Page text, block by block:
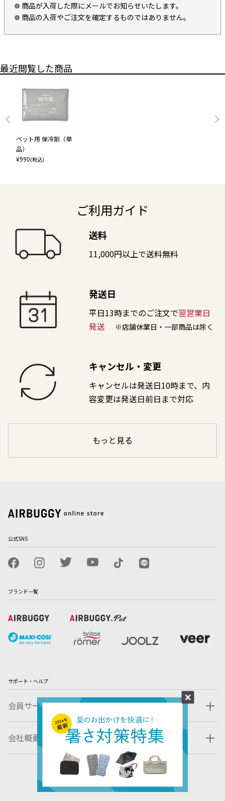
商品が入荷した際にメールでお知らせいたします。
商品の入荷やご注文を確定するものではありません。
最近閲覧した商品
ペット用 保冷剤（単
品）
¥990(税込)
ご利用ガイド
送料
11,000円以上で送料無料
発送日
平日13時までのご注文で翌営業日
発送
※店舗休業日・一部商品は除く
キャンセル・変更
キャンセルは発送日10時まで、内
容変更は発送日前日まで対応
もっと見る
公式SNS
ブランド一覧
サポート・ヘルプ
会員サービス
会社概要・規約
© 2023 GMP INTERNATIONAL CO., LTD